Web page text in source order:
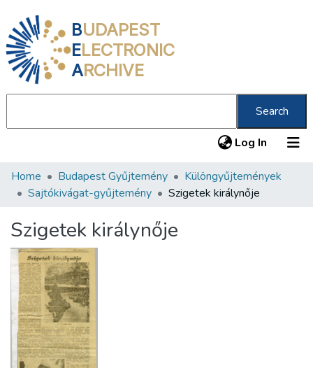
BUDAPEST
ELECTRONIC
ARCHIVE
Search
Log In (current)
Communities & Collections
Statistics
About us
Home Budapest Gyűjtemény
Különgyűjtemények
Sajtókivágat-gyűjtemény
Szigetek királynője
Szigetek királynője